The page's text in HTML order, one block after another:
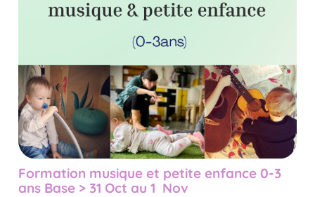
Formation musique et petite enfance 0-3
ans Base > 31 Oct au 1 Nov